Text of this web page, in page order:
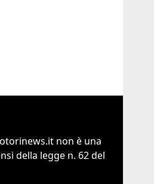
non è una
della legge n. 62 del